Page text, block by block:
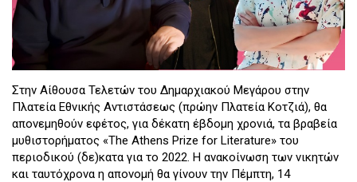
Στην Αίθουσα Τελετών του Δημαρχιακού Μεγάρου στην
Πλατεία Εθνικής Αντιστάσεως (πρώην Πλατεία Κοτζιά), θα
απονεμηθούν εφέτος, για δέκατη έβδομη χρονιά, τα βραβεία
μυθιστορήματος «The Athens Prize for Literature» του
περιοδικού (δε)κατα για το 2022. Η ανακοίνωση των νικητών
και ταυτόχρονα η απονομή θα γίνουν την Πέμπτη, 14